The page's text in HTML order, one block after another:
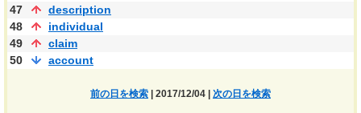
47
description
48
individual
49
claim
50
account
前の日を検索 | 2017/12/04 | 次の日を検索